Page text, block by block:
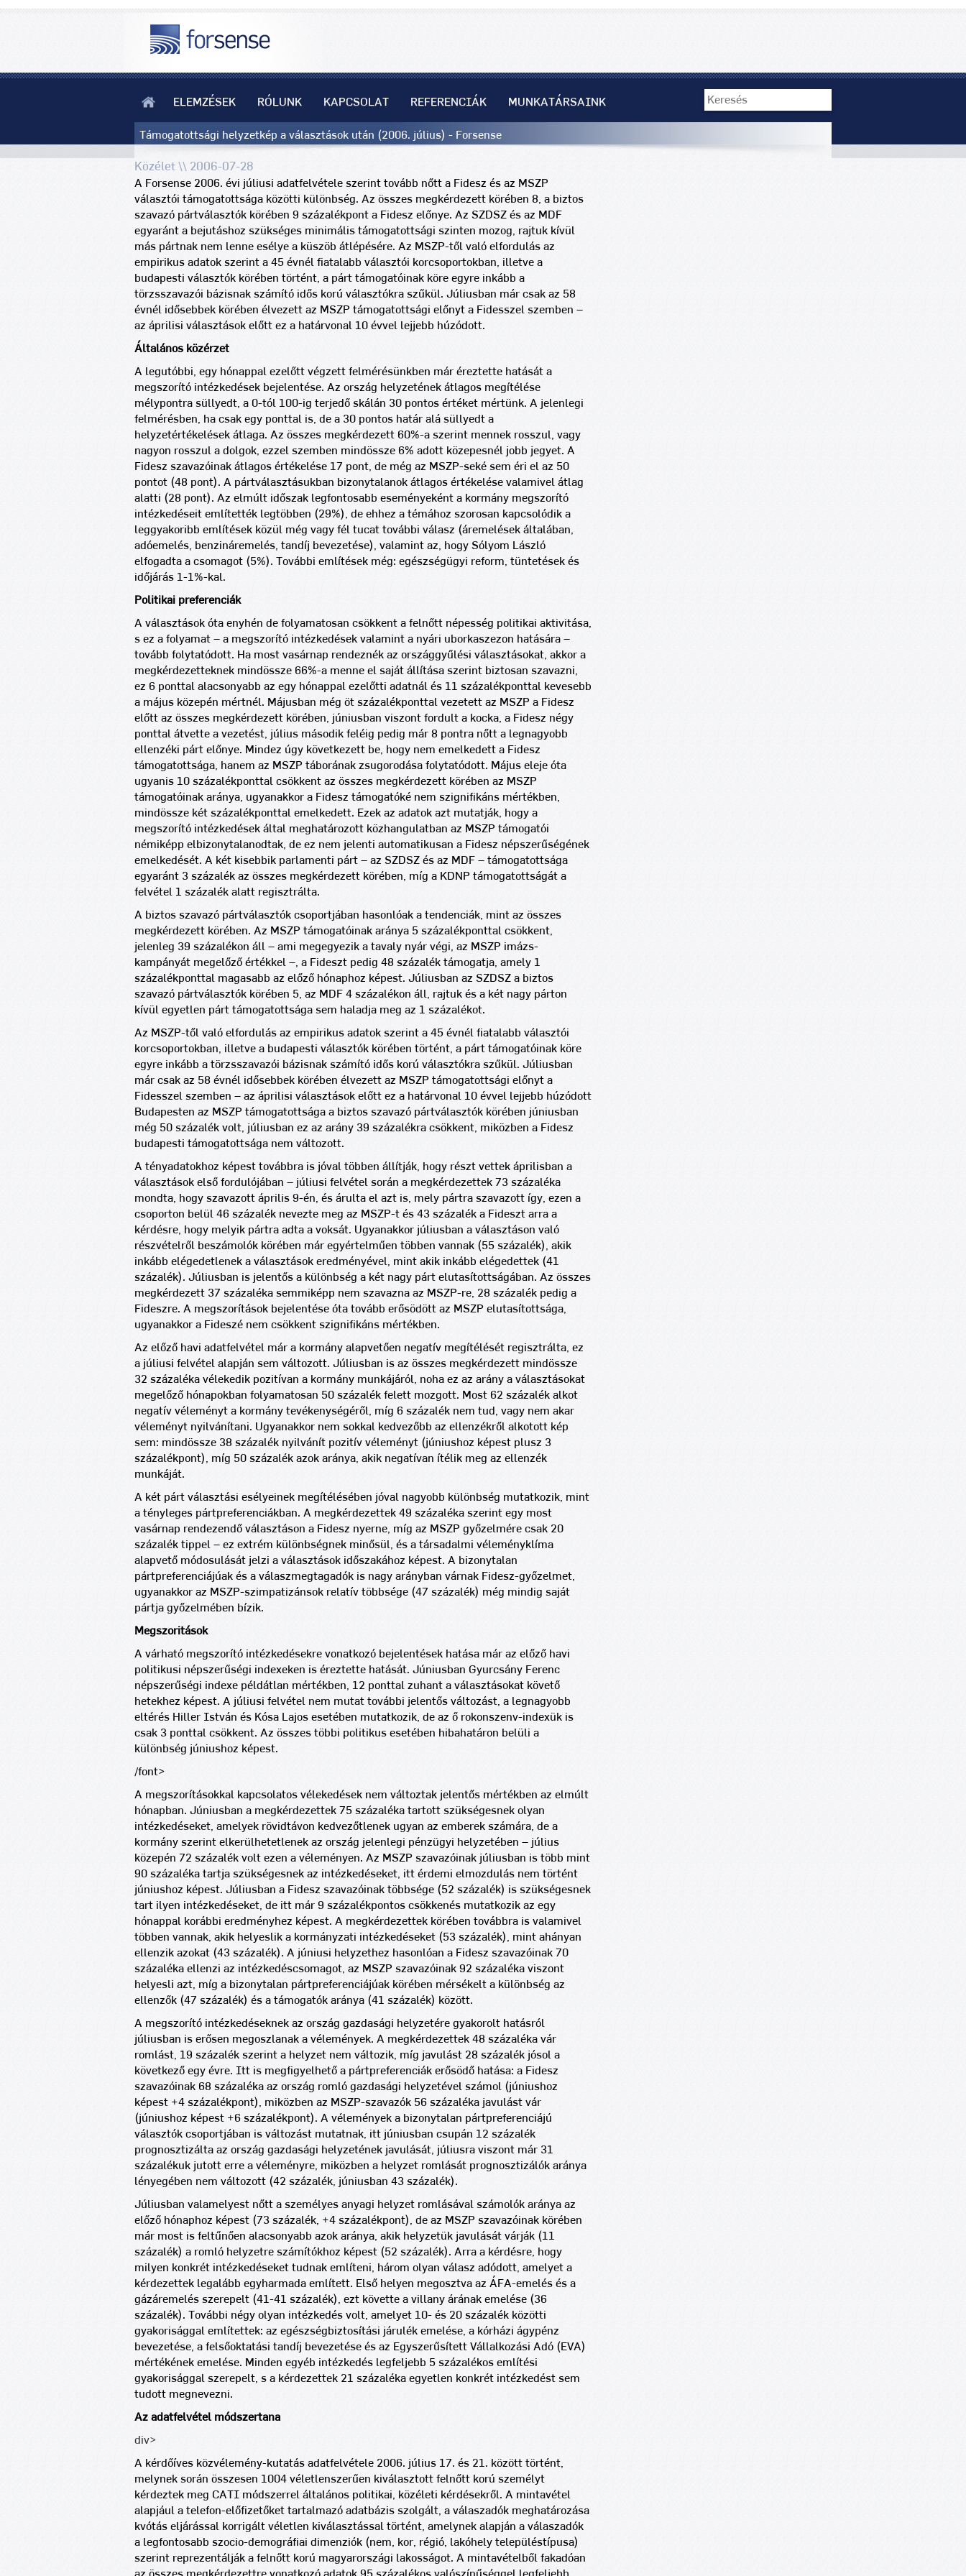
ELEMZÉSEK RÓLUNK KAPCSOLAT REFERENCIÁK MUNKATÁRSAINK
Támogatottsági helyzetkép a választások után (2006. július) - Forsense
Közélet \\ 2006-07-28
A Forsense 2006. évi júliusi adatfelvétele szerint tovább nőtt a Fidesz és az MSZP
választói támogatottsága közötti különbség. Az összes megkérdezett körében 8, a biztos
szavazó pártválasztók körében 9 százalékpont a Fidesz előnye. Az SZDSZ és az MDF
egyaránt a bejutáshoz szükséges minimális támogatottsági szinten mozog, rajtuk kívül
más pártnak nem lenne esélye a küszöb átlépésére. Az MSZP-től való elfordulás az
empirikus adatok szerint a 45 évnél fiatalabb választói korcsoportokban, illetve a
budapesti választók körében történt, a párt támogatóinak köre egyre inkább a
törzsszavazói bázisnak számító idős korú választókra szűkül. Júliusban már csak az 58
évnél idősebbek körében élvezett az MSZP támogatottsági előnyt a Fidesszel szemben –
az áprilisi választások előtt ez a határvonal 10 évvel lejjebb húzódott.
Általános közérzet
A legutóbbi, egy hónappal ezelőtt végzett felmérésünkben már éreztette hatását a
megszorító intézkedések bejelentése. Az ország helyzetének átlagos megítélése
mélypontra süllyedt, a 0-tól 100-ig terjedő skálán 30 pontos értéket mértünk. A jelenlegi
felmérésben, ha csak egy ponttal is, de a 30 pontos határ alá süllyedt a
helyzetértékelések átlaga. Az összes megkérdezett 60%-a szerint mennek rosszul, vagy
nagyon rosszul a dolgok, ezzel szemben mindössze 6% adott közepesnél jobb jegyet. A
Fidesz szavazóinak átlagos értékelése 17 pont, de még az MSZP-seké sem éri el az 50
pontot (48 pont). A pártválasztásukban bizonytalanok átlagos értékelése valamivel átlag
alatti (28 pont). Az elmúlt időszak legfontosabb eseményeként a kormány megszorító
intézkedéseit említették legtöbben (29%), de ehhez a témához szorosan kapcsolódik a
leggyakoribb említések közül még vagy fél tucat további válasz (áremelések általában,
adóemelés, benzináremelés, tandíj bevezetése), valamint az, hogy Sólyom László
elfogadta a csomagot (5%). További említések még: egészségügyi reform, tüntetések és
időjárás 1-1%-kal.
Politikai preferenciák
A választások óta enyhén de folyamatosan csökkent a felnőtt népesség politikai aktivitása,
s ez a folyamat – a megszorító intézkedések valamint a nyári uborkaszezon hatására –
tovább folytatódott. Ha most vasárnap rendeznék az országgyűlési választásokat, akkor a
megkérdezetteknek mindössze 66%-a menne el saját állítása szerint biztosan szavazni,
ez 6 ponttal alacsonyabb az egy hónappal ezelőtti adatnál és 11 százalékponttal kevesebb
a május közepén mértnél. Májusban még öt százalékponttal vezetett az MSZP a Fidesz
előtt az összes megkérdezett körében, júniusban viszont fordult a kocka, a Fidesz négy
ponttal átvette a vezetést, július második feléig pedig már 8 pontra nőtt a legnagyobb
ellenzéki párt előnye. Mindez úgy következett be, hogy nem emelkedett a Fidesz
támogatottsága, hanem az MSZP táborának zsugorodása folytatódott. Május eleje óta
ugyanis 10 százalékponttal csökkent az összes megkérdezett körében az MSZP
támogatóinak aránya, ugyanakkor a Fidesz támogatóké nem szignifikáns mértékben,
mindössze két százalékponttal emelkedett. Ezek az adatok azt mutatják, hogy a
megszorító intézkedések által meghatározott közhangulatban az MSZP támogatói
némiképp elbizonytalanodtak, de ez nem jelenti automatikusan a Fidesz népszerűségének
emelkedését. A két kisebbik parlamenti párt – az SZDSZ és az MDF – támogatottsága
egyaránt 3 százalék az összes megkérdezett körében, míg a KDNP támogatottságát a
felvétel 1 százalék alatt regisztrálta.
A biztos szavazó pártválasztók csoportjában hasonlóak a tendenciák, mint az összes
megkérdezett körében. Az MSZP támogatóinak aránya 5 százalékponttal csökkent,
jelenleg 39 százalékon áll – ami megegyezik a tavaly nyár végi, az MSZP imázs-
kampányát megelőző értékkel –, a Fideszt pedig 48 százalék támogatja, amely 1
százalékponttal magasabb az előző hónaphoz képest. Júliusban az SZDSZ a biztos
szavazó pártválasztók körében 5, az MDF 4 százalékon áll, rajtuk és a két nagy párton
kívül egyetlen párt támogatottsága sem haladja meg az 1 százalékot.
Az MSZP-től való elfordulás az empirikus adatok szerint a 45 évnél fiatalabb választói
korcsoportokban, illetve a budapesti választók körében történt, a párt támogatóinak köre
egyre inkább a törzsszavazói bázisnak számító idős korú választókra szűkül. Júliusban
már csak az 58 évnél idősebbek körében élvezett az MSZP támogatottsági előnyt a
Fidesszel szemben – az áprilisi választások előtt ez a határvonal 10 évvel lejjebb húzódott
Budapesten az MSZP támogatottsága a biztos szavazó pártválasztók körében júniusban
még 50 százalék volt, júliusban ez az arány 39 százalékra csökkent, miközben a Fidesz
budapesti támogatottsága nem változott.
A tényadatokhoz képest továbbra is jóval többen állítják, hogy részt vettek áprilisban a
választások első fordulójában – júliusi felvétel során a megkérdezettek 73 százaléka
mondta, hogy szavazott április 9-én, és árulta el azt is, mely pártra szavazott így, ezen a
csoporton belül 46 százalék nevezte meg az MSZP-t és 43 százalék a Fideszt arra a
kérdésre, hogy melyik pártra adta a voksát. Ugyanakkor júliusban a választáson való
részvételről beszámolók körében már egyértelműen többen vannak (55 százalék), akik
inkább elégedetlenek a választások eredményével, mint akik inkább elégedettek (41
százalék). Júliusban is jelentős a különbség a két nagy párt elutasítottságában. Az összes
megkérdezett 37 százaléka semmiképp nem szavazna az MSZP-re, 28 százalék pedig a
Fideszre. A megszorítások bejelentése óta tovább erősödött az MSZP elutasítottsága,
ugyanakkor a Fideszé nem csökkent szignifikáns mértékben.
Az előző havi adatfelvétel már a kormány alapvetően negatív megítélését regisztrálta, ez
a júliusi felvétel alapján sem változott. Júliusban is az összes megkérdezett mindössze
32 százaléka vélekedik pozitívan a kormány munkájáról, noha ez az arány a választásokat
megelőző hónapokban folyamatosan 50 százalék felett mozgott. Most 62 százalék alkot
negatív véleményt a kormány tevékenységéről, míg 6 százalék nem tud, vagy nem akar
véleményt nyilvánítani. Ugyanakkor nem sokkal kedvezőbb az ellenzékről alkotott kép
sem: mindössze 38 százalék nyilvánít pozitív véleményt (júniushoz képest plusz 3
százalékpont), míg 50 százalék azok aránya, akik negatívan ítélik meg az ellenzék
munkáját.
A két párt választási esélyeinek megítélésében jóval nagyobb különbség mutatkozik, mint
a tényleges pártpreferenciákban. A megkérdezettek 49 százaléka szerint egy most
vasárnap rendezendő választáson a Fidesz nyerne, míg az MSZP győzelmére csak 20
százalék tippel – ez extrém különbségnek minősül, és a társadalmi véleményklíma
alapvető módosulását jelzi a választások időszakához képest. A bizonytalan
pártpreferenciájúak és a válaszmegtagadók is nagy arányban várnak Fidesz-győzelmet,
ugyanakkor az MSZP-szimpatizánsok relatív többsége (47 százalék) még mindig saját
pártja győzelmében bízik.
Megszoritások
A várható megszorító intézkedésekre vonatkozó bejelentések hatása már az előző havi
politikusi népszerűségi indexeken is éreztette hatását. Júniusban Gyurcsány Ferenc
népszerűségi indexe példátlan mértékben, 12 ponttal zuhant a választásokat követő
hetekhez képest. A júliusi felvétel nem mutat további jelentős változást, a legnagyobb
eltérés Hiller István és Kósa Lajos esetében mutatkozik, de az ő rokonszenv-indexük is
csak 3 ponttal csökkent. Az összes többi politikus esetében hibahatáron belüli a
különbség júniushoz képest.
/font>
A megszorításokkal kapcsolatos vélekedések nem változtak jelentős mértékben az elmúlt
hónapban. Júniusban a megkérdezettek 75 százaléka tartott szükségesnek olyan
intézkedéseket, amelyek rövidtávon kedvezőtlenek ugyan az emberek számára, de a
kormány szerint elkerülhetetlenek az ország jelenlegi pénzügyi helyzetében – július
közepén 72 százalék volt ezen a véleményen. Az MSZP szavazóinak júliusban is több mint
90 százaléka tartja szükségesnek az intézkedéseket, itt érdemi elmozdulás nem történt
júniushoz képest. Júliusban a Fidesz szavazóinak többsége (52 százalék) is szükségesnek
tart ilyen intézkedéseket, de itt már 9 százalékpontos csökkenés mutatkozik az egy
hónappal korábbi eredményhez képest. A megkérdezettek körében továbbra is valamivel
többen vannak, akik helyeslik a kormányzati intézkedéseket (53 százalék), mint ahányan
ellenzik azokat (43 százalék). A júniusi helyzethez hasonlóan a Fidesz szavazóinak 70
százaléka ellenzi az intézkedéscsomagot, az MSZP szavazóinak 92 százaléka viszont
helyesli azt, míg a bizonytalan pártpreferenciájúak körében mérsékelt a különbség az
ellenzők (47 százalék) és a támogatók aránya (41 százalék) között.
A megszorító intézkedéseknek az ország gazdasági helyzetére gyakorolt hatásról
júliusban is erősen megoszlanak a vélemények. A megkérdezettek 48 százaléka vár
romlást, 19 százalék szerint a helyzet nem változik, míg javulást 28 százalék jósol a
következő egy évre. Itt is megfigyelhető a pártpreferenciák erősödő hatása: a Fidesz
szavazóinak 68 százaléka az ország romló gazdasági helyzetével számol (júniushoz
képest +4 százalékpont), miközben az MSZP-szavazók 56 százaléka javulást vár
(júniushoz képest +6 százalékpont). A vélemények a bizonytalan pártpreferenciájú
választók csoportjában is változást mutatnak, itt júniusban csupán 12 százalék
prognosztizálta az ország gazdasági helyzetének javulását, júliusra viszont már 31
százalékuk jutott erre a véleményre, miközben a helyzet romlását prognosztizálók aránya
lényegében nem változott (42 százalék, júniusban 43 százalék).
Júliusban valamelyest nőtt a személyes anyagi helyzet romlásával számolók aránya az
előző hónaphoz képest (73 százalék, +4 százalékpont), de az MSZP szavazóinak körében
már most is feltűnően alacsonyabb azok aránya, akik helyzetük javulását várják (11
százalék) a romló helyzetre számítókhoz képest (52 százalék). Arra a kérdésre, hogy
milyen konkrét intézkedéseket tudnak említeni, három olyan válasz adódott, amelyet a
kérdezettek legalább egyharmada említett. Első helyen megosztva az ÁFA-emelés és a
gázáremelés szerepelt (41-41 százalék), ezt követte a villany árának emelése (36
százalék). További négy olyan intézkedés volt, amelyet 10- és 20 százalék közötti
gyakorisággal említettek: az egészségbiztosítási járulék emelése, a kórházi ágypénz
bevezetése, a felsőoktatási tandíj bevezetése és az Egyszerűsített Vállalkozási Adó (EVA)
mértékének emelése. Minden egyéb intézkedés legfeljebb 5 százalékos említési
gyakorisággal szerepelt, s a kérdezettek 21 százaléka egyetlen konkrét intézkedést sem
tudott megnevezni.
Az adatfelvétel módszertana
div>
A kérdőíves közvélemény-kutatás adatfelvétele 2006. július 17. és 21. között történt,
melynek során összesen 1004 véletlenszerűen kiválasztott felnőtt korú személyt
kérdeztek meg CATI módszerrel általános politikai, közéleti kérdésekről. A mintavétel
alapjául a telefon-előfizetőket tartalmazó adatbázis szolgált, a válaszadók meghatározása
kvótás eljárással korrigált véletlen kiválasztással történt, amelynek alapján a válaszadók
a legfontosabb szocio-demográfiai dimenziók (nem, kor, régió, lakóhely településtípusa)
szerint reprezentálják a felnőtt korú magyarországi lakosságot. A mintavételből fakadóan